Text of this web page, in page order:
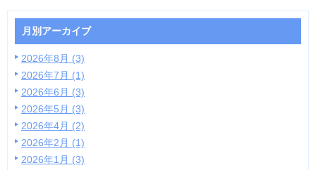
月別アーカイブ
2026年8月 (3)
2026年7月 (1)
2026年6月 (3)
2026年5月 (3)
2026年4月 (2)
2026年2月 (1)
2026年1月 (3)